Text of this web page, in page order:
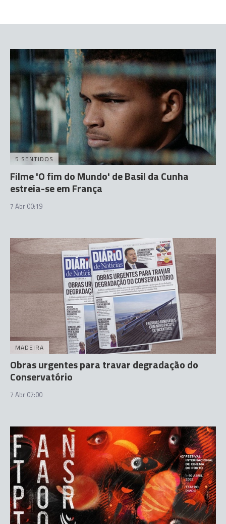
5 SENTIDOS
Filme 'O fim do Mundo' de Basil da Cunha
estreia-se em França
7 Abr 00:19
MADEIRA
Obras urgentes para travar degradação do
Conservatório
7 Abr 07:00